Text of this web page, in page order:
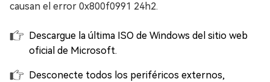
causan el error 0x800f0991 24h2.
Descargue la última ISO de Windows del sitio web
oficial de Microsoft.
Desconecte todos los periféricos externos,